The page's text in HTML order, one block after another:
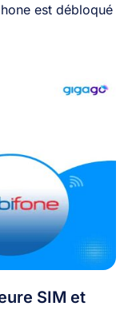
est débloqué
SIM et